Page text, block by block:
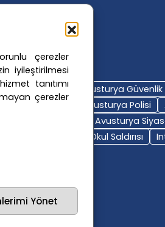
çerezler
iyileştirilmesi
tanıtımı
çerezler
Yönet
Eğitim Sistemi Avusturya
Bakanlığı Avusturya Polisi
Avusturya
Graz Okul Saldırısı